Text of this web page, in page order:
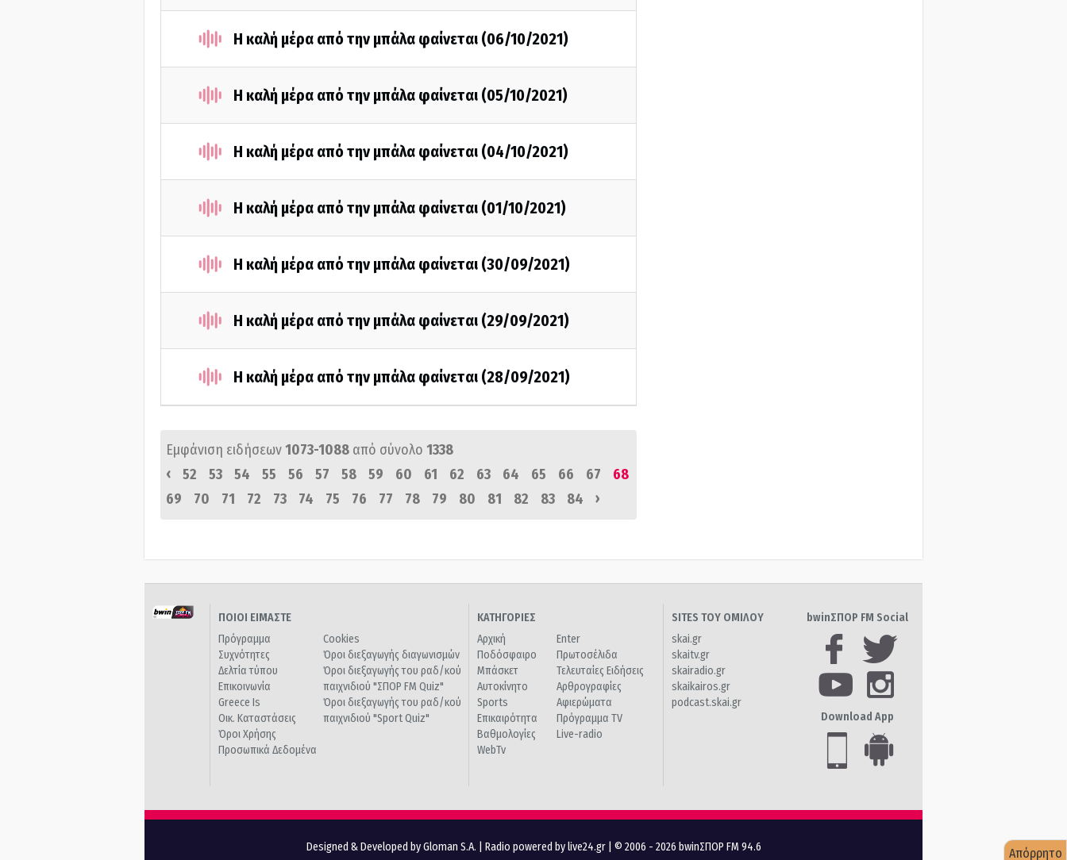
Η καλή μέρα από την μπάλα φαίνεται (06/10/2021)
Η καλή μέρα από την μπάλα φαίνεται (05/10/2021)
Η καλή μέρα από την μπάλα φαίνεται (04/10/2021)
Η καλή μέρα από την μπάλα φαίνεται (01/10/2021)
Η καλή μέρα από την μπάλα φαίνεται (30/09/2021)
Η καλή μέρα από την μπάλα φαίνεται (29/09/2021)
Η καλή μέρα από την μπάλα φαίνεται (28/09/2021)
Εμφάνιση ειδήσεων1073-1088 από σύνολο 1338
‹
52 53 54 55 56 57 58 59 60 61 62 63 64 65 66 67
68
69
70 71 72 73 74 75 76 77 78 79 80 81 82 83 84 ›
ΠΟΙΟΙ ΕΙΜΑΣΤΕ
Πρόγραμμα
Συχνότητες
Δελτία τύπου
Επικοινωνία
Greece Is
Οικ. Καταστάσεις
Όροι Χρήσης
Προσωπικά Δεδομένα
Cookies
Όροι διεξαγωγής διαγωνισμών
Όροι διεξαγωγής του ραδ/κού
παιχνιδιού "ΣΠΟΡ FM Quiz"
Όροι διεξαγωγής του ραδ/κού
παιχνιδιού "Sport Quiz"
ΚΑΤΗΓΟΡΙΕΣ
Αρχική
Ποδόσφαιρο
Μπάσκετ
Αυτοκίνητο
Sports
Επικαιρότητα
Βαθμολογίες
WebTv
Enter
Πρωτοσέλιδα
Τελευταίες Ειδήσεις
Αρθρογραφίες
Αφιερώματα
Πρόγραμμα TV
Live-radio
SITES ΤΟΥ ΟΜΙΛΟΥ
skai.gr
skaitv.gr
skairadio.gr
skaikairos.gr
podcast.skai.gr
bwinΣΠΟΡ FM Social
Download App
Designed & Developed by Gloman S.A. Radio powered by live24.gr | © 2006 - 2026 bwinΣΠΟΡ FM 94.6 Απόρρητο